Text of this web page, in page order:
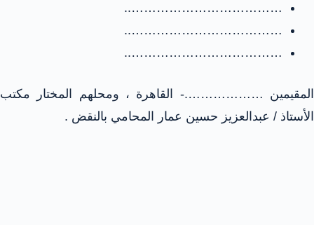
………………………………..
………………………………..
………………………………..
المقيمين ……………….- القاهرة ، ومحلهم المختار مكتب
الأستاذ / عبدالعزيز حسين عمار المحامي بالنقض .